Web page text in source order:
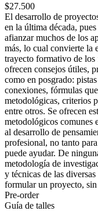
$27.500
El desarrollo de
en la última década,
afianzar muchos de los
más, lo cual convierte la
trayecto formativo de los
ofrecen consejos útiles,
como en posgrado:
conexiones, fórmulas
metodológicas, criterios
entre otros. Se ofrecen
metodológicos comunes
al desarrollo de
profesional, no tanto
puede ayudar. De
metodología de
y técnicas de las
formular un proyecto,
Pre-order
Guía de talles